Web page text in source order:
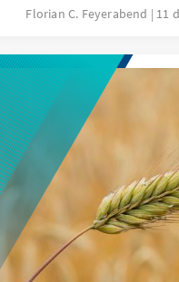
Partnerschaft. Neben
zu Klimaschutz und
großen Fragen der Politik
Florian C. Feyerabend 11